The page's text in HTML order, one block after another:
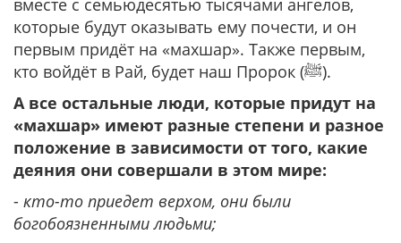
вместе с семьюдесятью тысячами ангелов,
которые будут оказывать ему почести, и он
первым придёт на «махшар». Также первым,
кто войдёт в Рай, будет наш Пророк (ﷺ).
А все остальные люди, которые придут на
«махшар» имеют разные степени и разное
положение в зависимости от того, какие
деяния они совершали в этом мире:
- кто-то приедет верхом, они были
богобоязненными людьми;